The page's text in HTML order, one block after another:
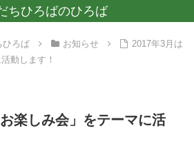
ちひろばのひろば
ひろば お知らせ
2017年3月は
動します！
楽しみ会」をテーマに活